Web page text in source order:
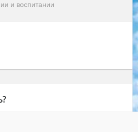
и воспитании